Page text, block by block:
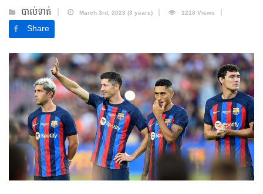
បាល់ទាត់ March 3rd, 2023 (3 years) 1218 Views
Share